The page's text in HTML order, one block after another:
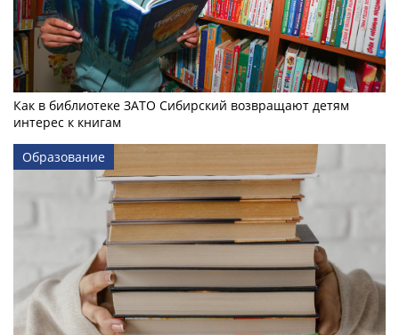
Как в библиотеке ЗАТО Сибирский возвращают детям
интерес к книгам
Образование